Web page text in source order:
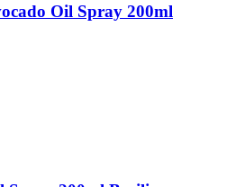
Oil Spray 200ml